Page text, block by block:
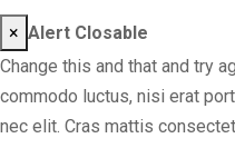
× Alert Closable
Change this and that and try
commodo luctus, nisi erat
nec elit. Cras mattis